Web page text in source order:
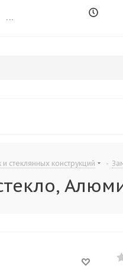
...
стеклянных конструкций -